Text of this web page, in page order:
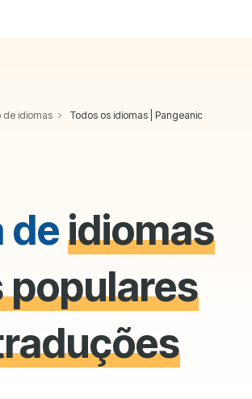
de idiomas Todos os idiomas | Pangeanic
deidiomas
populares